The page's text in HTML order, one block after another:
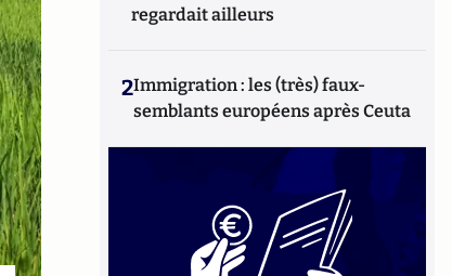
regardait ailleurs
2Immigration : les (très) faux-
semblants européens après Ceuta